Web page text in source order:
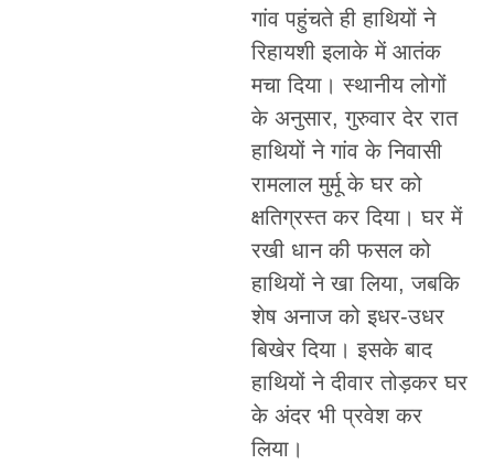
गांव पहुंचते ही हाथियों ने
रिहायशी इलाके में आतंक
मचा दिया। स्थानीय लोगों
के अनुसार, गुरुवार देर रात
हाथियों ने गांव के निवासी
रामलाल मुर्मू के घर को
क्षतिग्रस्त कर दिया। घर में
रखी धान की फसल को
हाथियों ने खा लिया, जबकि
शेष अनाज को इधर-उधर
बिखेर दिया। इसके बाद
हाथियों ने दीवार तोड़कर घर
के अंदर भी प्रवेश कर
लिया।